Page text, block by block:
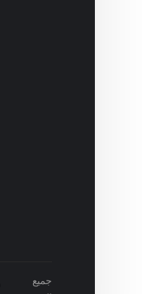
جميع